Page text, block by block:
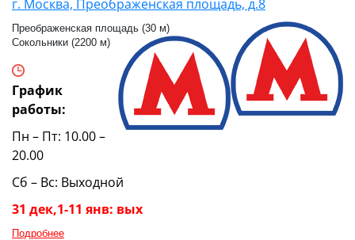
г. Москва, Преображенская площадь, д.8
Преображенская площадь (30 м)
Сокольники (2200 м)
График
работы:
Пн – Пт: 10.00 –
20.00
Сб – Вс: Выходной
31 дек,1-11 янв: вых
Подробнее